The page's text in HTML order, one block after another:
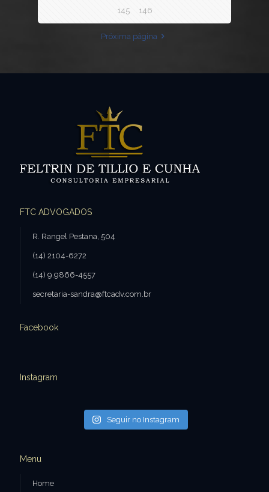
145 146
Próxima página
FTC ADVOGADOS
R. Rangel Pestana, 504
(14) 2104-6272
(14) 9.9866-4557
secretaria-sandra@ftcadv.com.br
Facebook
Instagram
Seguir no Instagram
Menu
Home